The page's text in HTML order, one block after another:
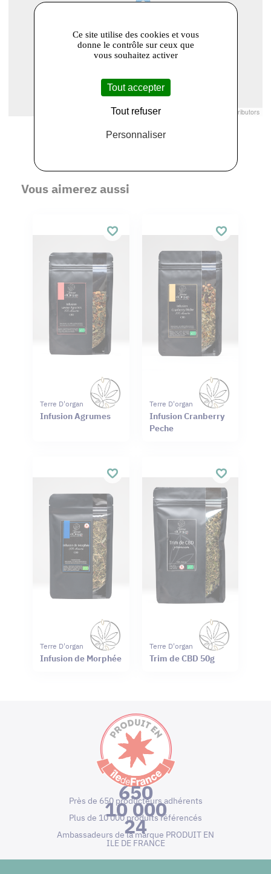
© Openstreetmap France | © contributors
Vous aimerez aussi
Terre D'organ
Infusion Agrumes
Terre D'organ
Infusion Cranberry
Peche
Terre D'organ
Infusion de Morphée
Terre D'organ
Trim de CBD 50g
650
Près de 650 producteurs adhérents
10 000
Plus de 10 000 produits référencés
24
Ambassadeurs de la marque PRODUIT EN
ILE DE FRANCE
Ce site utilise des cookies et vous
donne le contrôle sur ceux que
vous souhaitez activer
Tout accepter
Tout refuser
Personnaliser